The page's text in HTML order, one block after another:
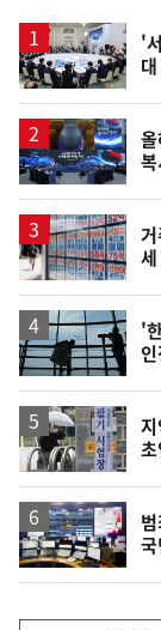
스
'
'